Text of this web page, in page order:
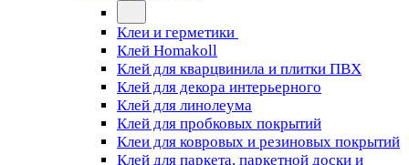
Клеи и герметики
Клей Homakoll
Клей для кварцвинила и плитки ПВХ
Клей для декора интерьерного
Клей для линолеума
Клей для пробковых покрытий
Клеи для ковровых и резиновых покрытий
Клей для паркета, паркетной доски и